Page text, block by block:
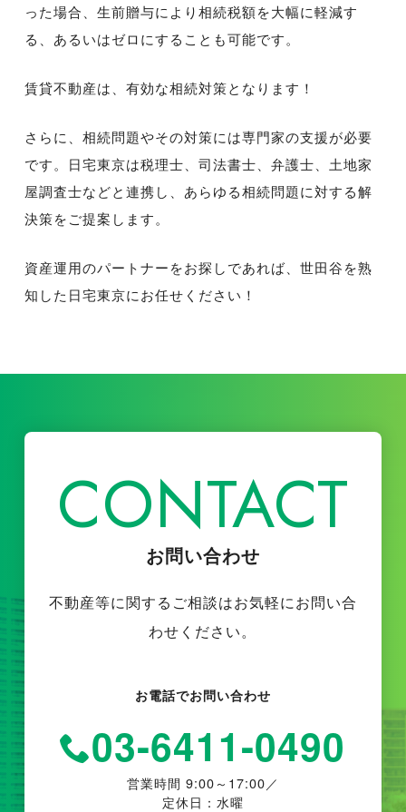
った場合、生前贈与により相続税額を大幅に軽減す
る、あるいはゼロにすることも可能です。
賃貸不動産は、有効な相続対策となります！
さらに、相続問題やその対策には専門家の支援が必要
です。日宅東京は税理士、司法書士、弁護士、土地家
屋調査士などと連携し、あらゆる相続問題に対する解
決策をご提案します。
資産運用のパートナーをお探しであれば、世田谷を熟
知した日宅東京にお任せください！
CONTACT
お問い合わせ
不動産等に関するご相談はお気軽にお問い合
わせください。
お電話でお問い合わせ
03-6411-0490
営業時間 9:00～17:00／
定休日：水曜